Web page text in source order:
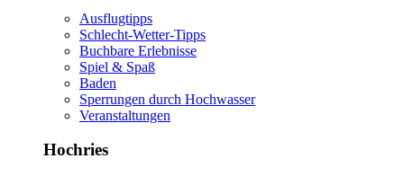
Ausflugtipps
Schlecht-Wetter-Tipps
Buchbare Erlebnisse
Spiel & Spaß
Baden
Sperrungen durch Hochwasser
Veranstaltungen
Hochries